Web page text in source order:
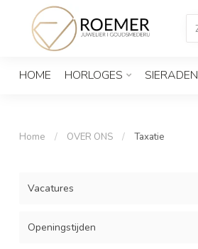
HOME HORLOGES SIERADEN
Home / OVER ONS / Taxatie
Vacatures
Openingstijden